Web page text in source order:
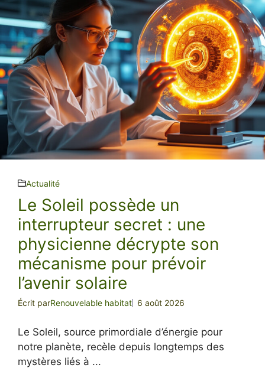
Actualité
Le Soleil possède un
interrupteur secret : une
physicienne décrypte son
mécanisme pour prévoir
l’avenir solaire
Écrit parRenouvelable habitat 6 août 2026
Le Soleil, source primordiale d’énergie pour
notre planète, recèle depuis longtemps des
mystères liés à ...